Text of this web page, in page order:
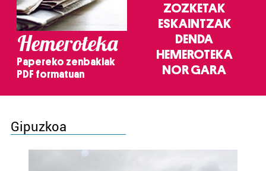
Hemeroteka
Papereko zenbakiak
PDF formatuan
ZOZKETAK
ESKAINTZAK
DENDA
HEMEROTEKA
NOR GARA
Gipuzkoa